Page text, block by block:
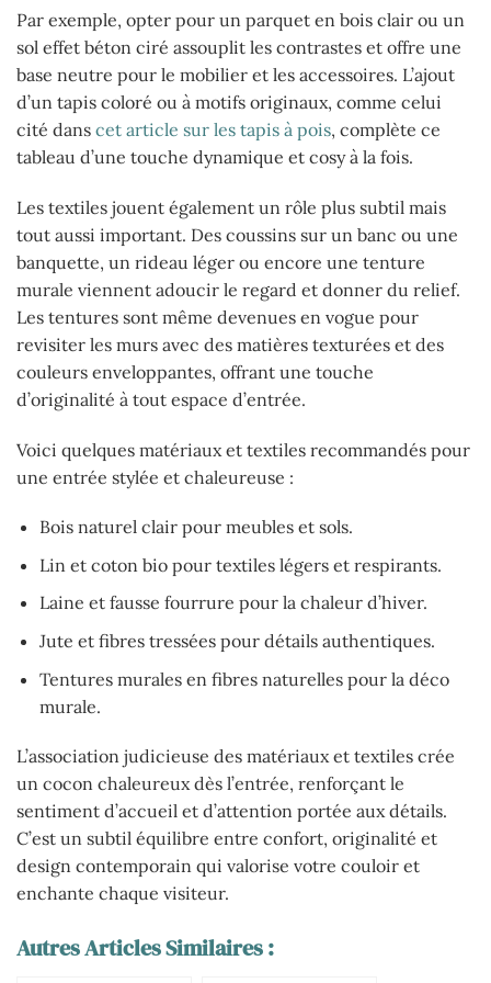
Par exemple, opter pour un parquet en bois clair ou un
sol effet béton ciré assouplit les contrastes et offre une
base neutre pour le mobilier et les accessoires. L’ajout
d’un tapis coloré ou à motifs originaux, comme celui
cité dans cet article sur les tapis à pois, complète ce
tableau d’une touche dynamique et cosy à la fois.
Les textiles jouent également un rôle plus subtil mais
tout aussi important. Des coussins sur un banc ou une
banquette, un rideau léger ou encore une tenture
murale viennent adoucir le regard et donner du relief.
Les tentures sont même devenues en vogue pour
revisiter les murs avec des matières texturées et des
couleurs enveloppantes, offrant une touche
d’originalité à tout espace d’entrée.
Voici quelques matériaux et textiles recommandés pour
une entrée stylée et chaleureuse :
Bois naturel clair pour meubles et sols.
Lin et coton bio pour textiles légers et respirants.
Laine et fausse fourrure pour la chaleur d’hiver.
Jute et fibres tressées pour détails authentiques.
Tentures murales en fibres naturelles pour la déco
murale.
L’association judicieuse des matériaux et textiles crée
un cocon chaleureux dès l’entrée, renforçant le
sentiment d’accueil et d’attention portée aux détails.
C’est un subtil équilibre entre confort, originalité et
design contemporain qui valorise votre couloir et
enchante chaque visiteur.
Autres Articles Similaires :